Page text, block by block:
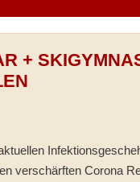
+
verschärften Corona